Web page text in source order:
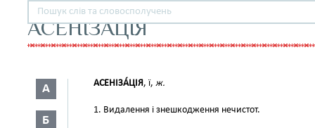
АСЕНІЗАЦІЯ
А
Б
АСЕНІЗА́ЦІЯ, ї, ж.
1. Видалення і знешкодження нечистот.